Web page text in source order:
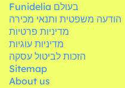
Funidelia בעולם
הודעה משפטית ותנאי מכירה
מדיניות פרטיות
מדיניות עוגיות
הזכות לביטול עסקה
Sitemap
About us